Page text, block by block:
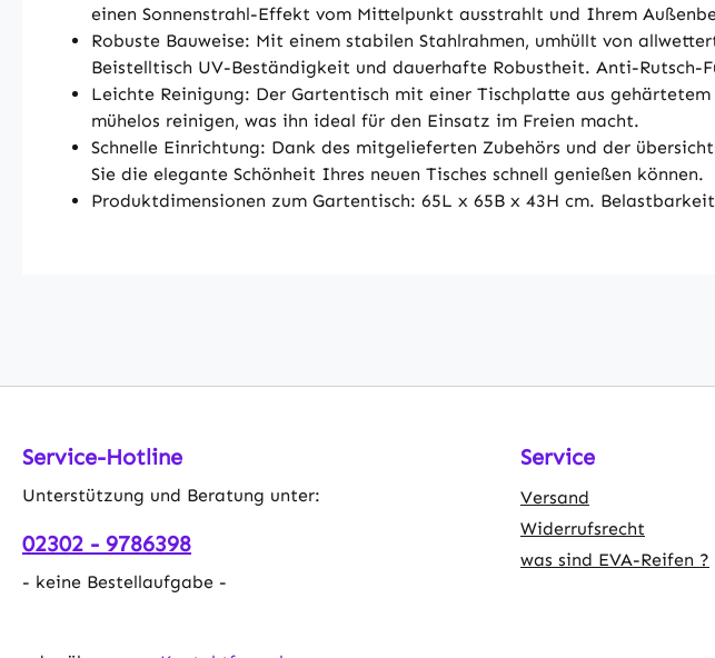
einen Sonnenstrahl-Effekt vom Mittelpunkt ausstrahlt und Ihrem
Robuste Bauweise: Mit einem stabilen Stahlrahmen, umhüllt von
Beistelltisch UV-Beständigkeit und dauerhafte Robustheit. Anti-Rutsch-
Leichte Reinigung: Der Gartentisch mit einer Tischplatte aus
mühelos reinigen, was ihn ideal für den Einsatz im Freien macht.
Schnelle Einrichtung: Dank des mitgelieferten Zubehörs und der
Sie die elegante Schönheit Ihres neuen Tisches schnell genießen können.
Produktdimensionen zum Gartentisch: 65L x 65B x 43H cm.
Service-Hotline
Unterstützung und Beratung unter:
02302 - 9786398
- keine Bestellaufgabe -
Service
Versand
Widerrufsrecht
was sind EVA-Reifen ?